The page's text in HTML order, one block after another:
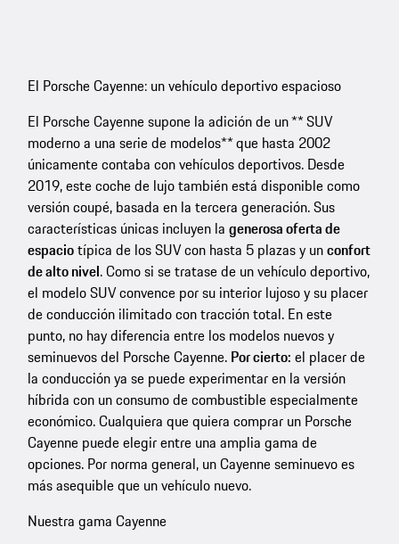
El Porsche Cayenne: un vehículo deportivo espacioso
El Porsche Cayenne supone la adición de un ** SUV
moderno a una serie de modelos** que hasta 2002
únicamente contaba con vehículos deportivos. Desde
2019, este coche de lujo también está disponible como
versión coupé, basada en la tercera generación. Sus
características únicas incluyen lagenerosa oferta de
espaciotípica de los SUV con hasta 5 plazas y unconfort
de alto nivel. Como si se tratase de un vehículo deportivo,
el modelo SUV convence por su interior lujoso y su placer
de conducción ilimitado con tracción total. En este
punto, no hay diferencia entre los modelos nuevos y
seminuevos del Porsche Cayenne. Por cierto: el placer de
la conducción ya se puede experimentar en la versión
híbrida con un consumo de combustible especialmente
económico. Cualquiera que quiera comprar un Porsche
Cayenne puede elegir entre una amplia gama de
opciones. Por norma general, un Cayenne seminuevo es
más asequible que un vehículo nuevo.
Nuestra gama Cayenne